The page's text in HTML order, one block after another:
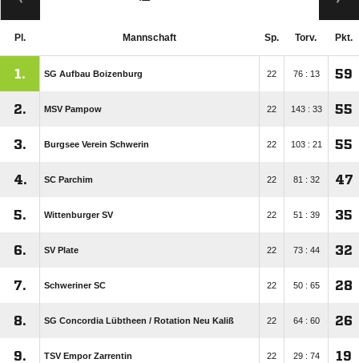
Pl. Mannschaft Sp. Torv. Pkt.
1. SG Aufbau Boizenburg 22 76 : 13 59
2. MSV Pampow 22 143 : 33 55
3. Burgsee Verein Schwerin 22 103 : 21 55
4. SC Parchim 22 81 : 32 47
5. Wittenburger SV 22 51 : 39 35
6. SV Plate 22 73 : 44 32
7. Schweriner SC 22 50 : 65 28
8. SG Concordia Lübtheen /​ Rotation Neu Kaliß 22 64 : 60 26
9. TSV Empor Zarrentin 22 29 : 74 19